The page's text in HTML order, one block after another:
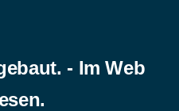
- Im Web